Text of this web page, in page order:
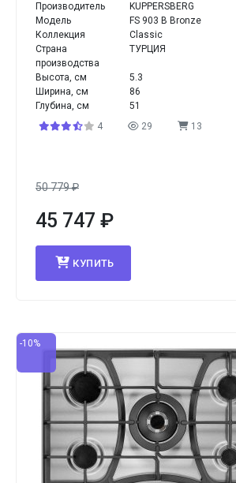
Производитель
KUPPERSBERG
Модель
FS 903 B Bronze
Коллекция
Classic
Страна
производства
ТУРЦИЯ
Высота, см
5.3
Ширина, см
86
Глубина, см
51
4
29 13
50 779₽
45 747 ₽
КУПИТЬ
-10%